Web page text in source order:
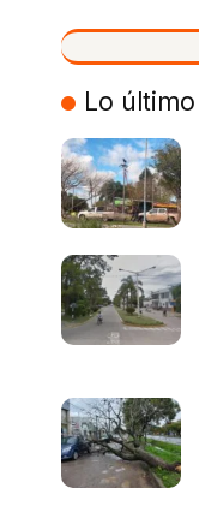
VIVO
Lo último